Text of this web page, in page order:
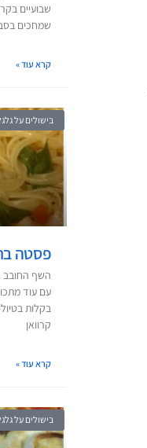
שבועיים
שמחכים
קרא עוד »
בישולים על
פסטה
השף החובב
עם עוד
בקלות
קרוואן
קרא עוד »
בישולים על